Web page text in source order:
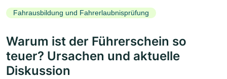
Fahrausbildung und Fahrerlaubnisprüfung
Warum ist der Führerschein so
teuer? Ursachen und aktuelle
Diskussion